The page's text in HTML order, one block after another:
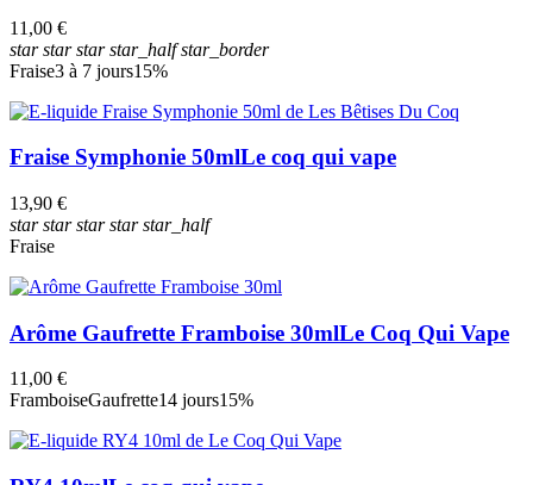
11,00 €
starstarstarstar_halfstar_border
Fraise3 à 7 jours15%
Fraise Symphonie 50mlLe coq qui vape
13,90 €
starstarstarstarstar_half
Fraise
Arôme Gaufrette Framboise 30mlLe Coq Qui Vape
11,00 €
FramboiseGaufrette14 jours15%